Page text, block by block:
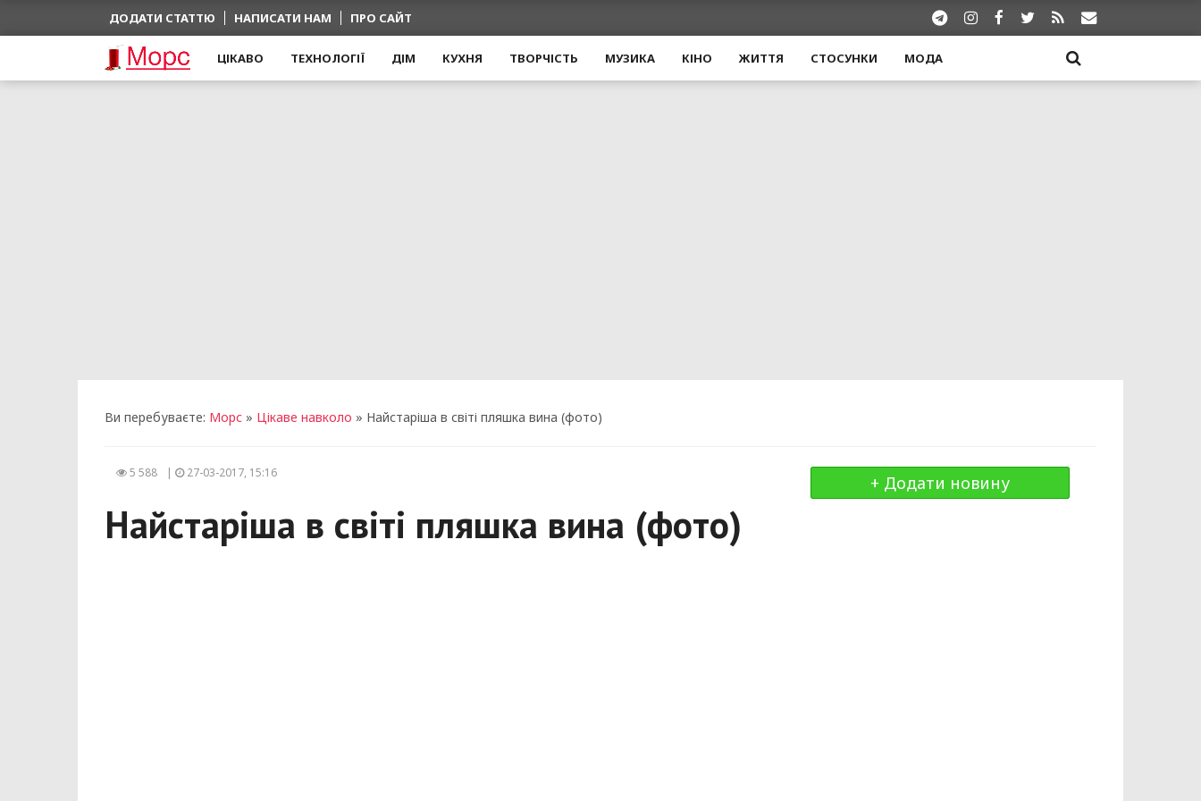
ДОДАТИ СТАТТЮ НАПИСАТИ НАМ ПРО САЙТ
ЦІКАВО ТЕХНОЛОГІЇ ДІМ КУХНЯ ТВОРЧІСТЬ МУЗИКА КІНО ЖИТТЯ СТОСУНКИ МОДА
Ви перебуваєте: Морс » Цікаве навколо » Найстаріша в світі пляшка вина (фото)
5 588 | 27-03-2017, 15:16
Найстаріша в світі пляшка вина (фото)
+ Додати новину